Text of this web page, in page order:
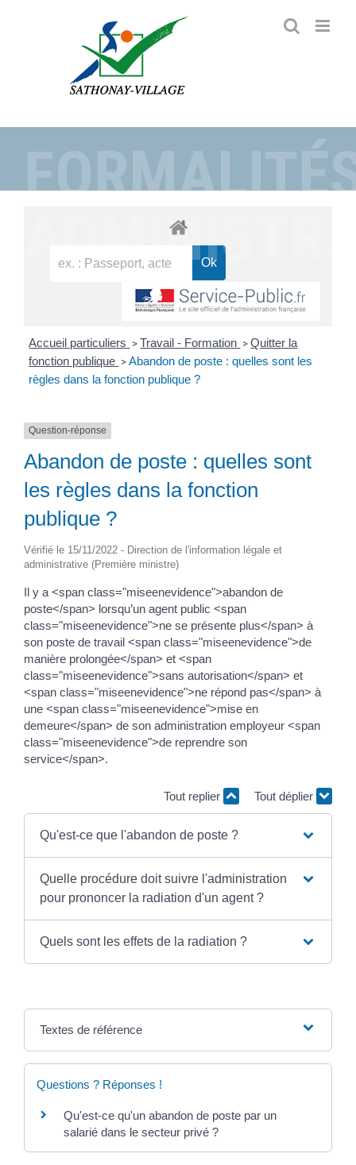
Accueil particuliers > Travail - Formation > Quitter la
fonction publique > Abandon de poste : quelles sont les
règles dans la fonction publique ?
Question-réponse
Abandon de poste : quelles sont
les règles dans la fonction
publique ?
Vérifié le 15/11/2022 - Direction de l'information légale et
administrative (Première ministre)
Il y a <span class="miseenevidence">abandon de
poste</span> lorsqu’un agent public <span
class="miseenevidence">ne se présente plus</span> à
son poste de travail <span class="miseenevidence">de
manière prolongée</span> et <span
class="miseenevidence">sans autorisation</span> et
<span class="miseenevidence">ne répond pas</span> à
une <span class="miseenevidence">mise en
demeure</span> de son administration employeur <span
class="miseenevidence">de reprendre son
service</span>.
Tout replier Tout déplier
Qu'est-ce que l'abandon de poste ?
Quelle procédure doit suivre l'administration
pour prononcer la radiation d'un agent ?
Quels sont les effets de la radiation ?
Textes de référence
Questions ? Réponses !
Qu'est-ce qu'un abandon de poste par un
salarié dans le secteur privé ?